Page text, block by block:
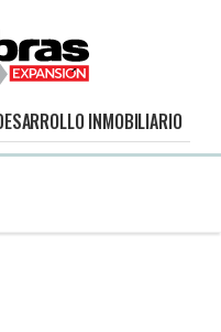
INMOBILIARIO